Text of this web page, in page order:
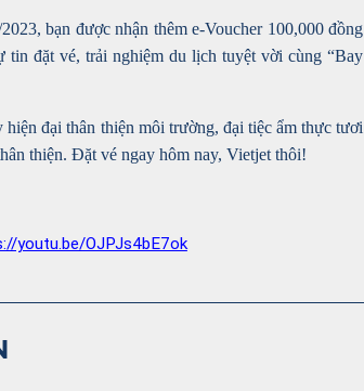
bạn được nhận thêm e-Voucher 100,000 đồng
tin đặt vé, trải nghiệm du lịch tuyệt vời cùng “Bay
đại thân thiện môi trường, đại tiệc ẩm thực tươi
thiện. Đặt vé ngay hôm nay, Vietjet thôi!
youtu.be/OJPJs4bE7ok